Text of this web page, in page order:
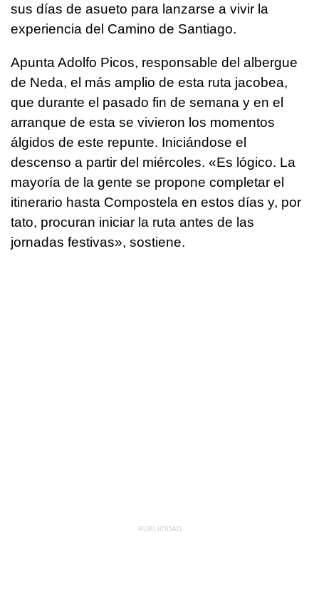
sus días de asueto para lanzarse a vivir la
experiencia del Camino de Santiago.
Apunta Adolfo Picos, responsable del albergue
de Neda, el más amplio de esta ruta jacobea,
que durante el pasado fin de semana y en el
arranque de esta se vivieron los momentos
álgidos de este repunte. Iniciándose el
descenso a partir del miércoles. «Es lógico. La
mayoría de la gente se propone completar el
itinerario hasta Compostela en estos días y, por
tato, procuran iniciar la ruta antes de las
jornadas festivas», sostiene.